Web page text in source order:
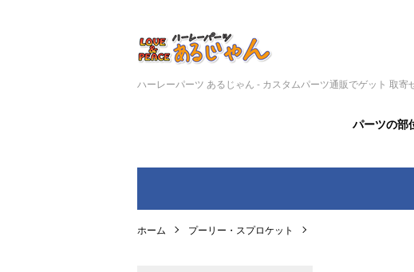
ハーレーパーツ あるじゃん - カスタムパーツ通販でゲット 取寄
パーツの部
ホーム プーリー・スプロケット